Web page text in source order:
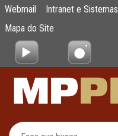
Pular para o Conteúdo principal
Documentos
Webmail Intranet e Sistemas
Mapa do Site